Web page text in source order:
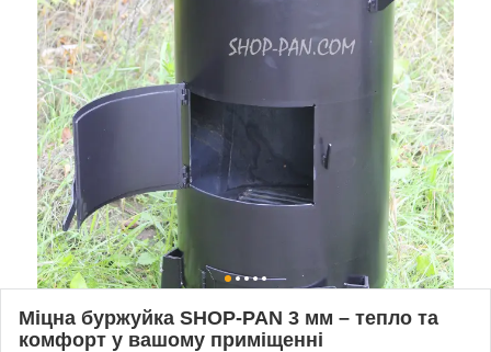
Міцна буржуйка SHOP-PAN 3 мм – тепло та
комфорт у вашому приміщенні